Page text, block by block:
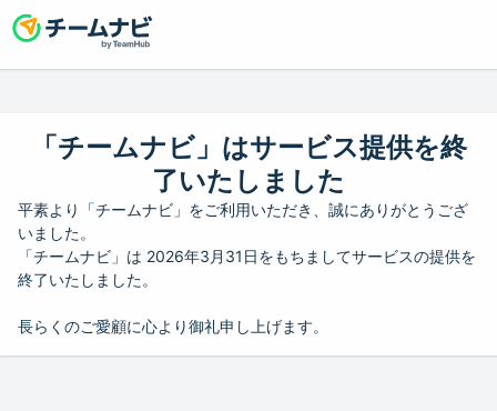
「チームナビ」はサービス提供を終
了いたしました
平素より「チームナビ」をご利用いただき、誠にありがとうござ
いました。
「チームナビ」は 2026年3月31日をもちましてサービスの提供を
終了いたしました。
長らくのご愛顧に心より御礼申し上げます。